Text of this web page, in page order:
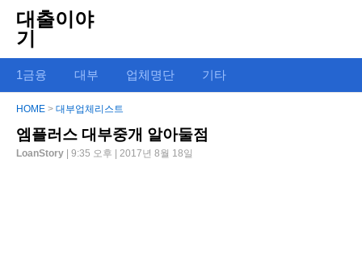
대출이야
기
1금융 대부 업체명단 기타
HOME > 대부업체리스트
엠플러스 대부중개 알아둘점
LoanStory | 9:35 오후 | 2017년 8월 18일